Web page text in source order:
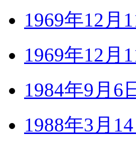
1969年12月
1969年12月
1984年9月6
1988年3月